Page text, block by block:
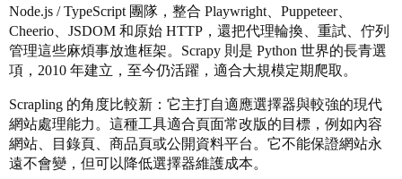
Node.js / TypeScript 團隊，整合 Playwright、Puppeteer、
Cheerio、JSDOM 和原始 HTTP，還把代理輪換、重試、佇列
管理這些麻煩事放進框架。Scrapy 則是 Python 世界的長青選
項，2010 年建立，至今仍活躍，適合大規模定期爬取。
Scrapling 的角度比較新：它主打自適應選擇器與較強的現代
網站處理能力。這種工具適合頁面常改版的目標，例如內容
網站、目錄頁、商品頁或公開資料平台。它不能保證網站永
遠不會變，但可以降低選擇器維護成本。